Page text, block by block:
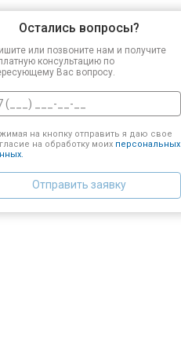
Остались вопросы?
или позвоните нам и получите
консультацию по
Вас вопросу.
на кнопку отправить я даю свое
на обработку моих персональных
Отправить заявку